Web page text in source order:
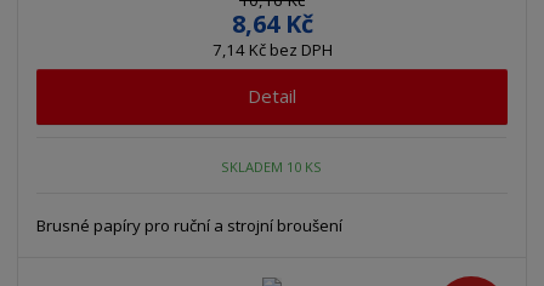
8,64 Kč
7,14 Kč bez DPH
Detail
SKLADEM 10 KS
Brusné papíry pro ruční a strojní broušení